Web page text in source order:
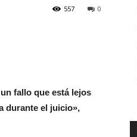
0
557
fallo que está lejos
durante el juicio»,